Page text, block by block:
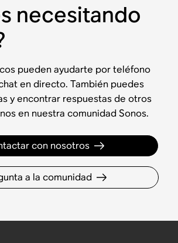
necesitando
pueden ayudarte por teléfono
en directo. También puedes
y encontrar respuestas de otros
en nuestra comunidad Sonos.
con nosotros
a la comunidad